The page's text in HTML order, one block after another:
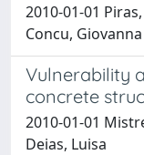
2010-01-01
Concu, Giovanna
Vulnerability
concrete
2010-01-01
Deias, Luisa